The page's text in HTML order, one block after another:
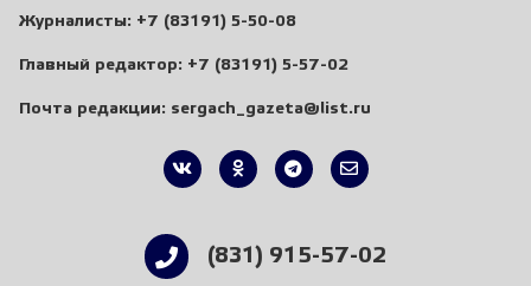
Журналисты: +7 (83191) 5-50-08
Главный редактор: +7 (83191) 5-57-02
Почта редакции: sergach_gazeta@list.ru
(831) 915-57-02